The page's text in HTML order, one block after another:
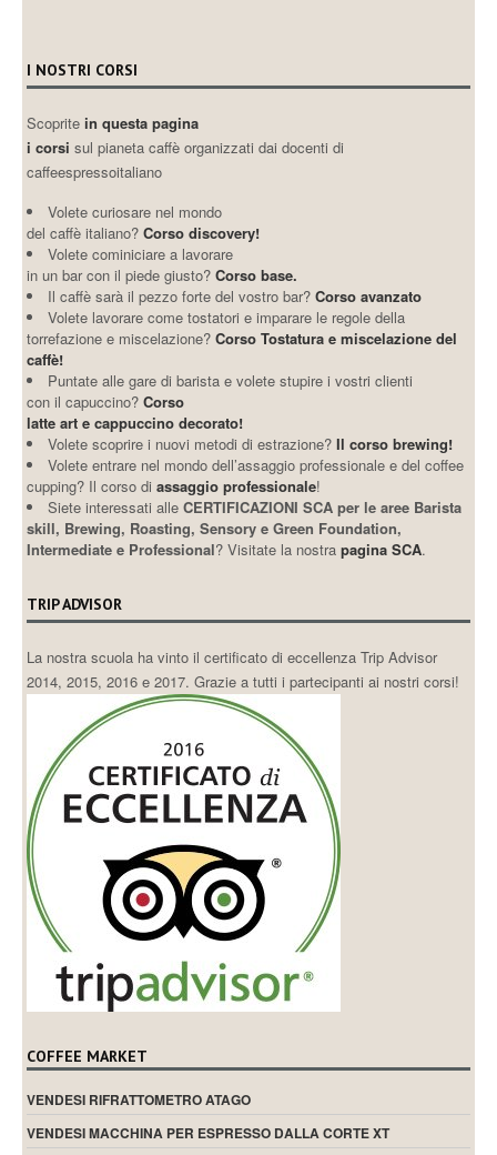
I NOSTRI CORSI
Scopritein questa pagina
i corsi sul pianeta caffè organizzati dai docenti di
caffeespressoitaliano
Volete curiosare nel mondo
del caffè italiano? Corso discovery!
Volete cominiciare a lavorare
in un bar con il piede giusto? Corso base.
Il caffè sarà il pezzo forte del vostro bar?Corso avanzato
Volete lavorare come tostatori e imparare le regole della
torrefazione e miscelazione?Corso Tostatura e miscelazione del
caffè!
Puntate alle gare di barista e volete stupire i vostri clienti
con il capuccino?Corso
latte art e cappuccino decorato!
Volete scoprire i nuovi metodi di estrazione?Il corso brewing!
Volete entrare nel mondo dell’assaggio professionale e del coffee
cupping? Il corso diassaggio professionale!
Siete interessati alleCERTIFICAZIONI SCA per le aree Barista
skill, Brewing, Roasting, Sensory e Green Foundation,
Intermediate e Professional? Visitate la nostrapagina SCA.
TRIP ADVISOR
La nostra scuola ha vinto il certificato di eccellenza Trip Advisor
2014, 2015, 2016 e 2017. Grazie a tutti i partecipanti ai nostri corsi!
COFFEE MARKET
VENDESI RIFRATTOMETRO ATAGO
VENDESI MACCHINA PER ESPRESSO DALLA CORTE XT